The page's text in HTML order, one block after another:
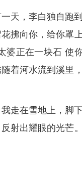
天，李白独自跑到
拂向你，给你罩
婆正在一块石 使
着河水流到溪里，
走在雪地上，脚
射出耀眼的光芒。